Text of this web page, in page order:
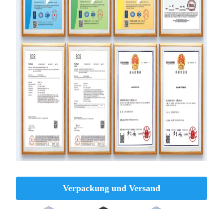
Verpackung und Versand